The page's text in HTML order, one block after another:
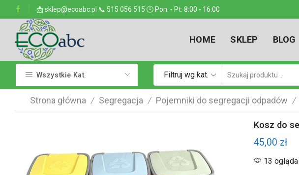
📩 sklep@ecoabc.pl 📞 515 056 515 🕓 Pon. - Pt: 8:00 - 16:00
w kraju Dostarczamy w każde miejsce w kraju
HOME SKLEP BLOG
Wszystkie Kat. Filtruj wg kat.
Strona główna / Segregacja / Pojemniki do segregacji odpadów /
Kosz do
45,00 zł
13